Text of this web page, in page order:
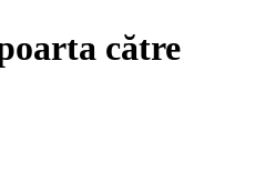
către